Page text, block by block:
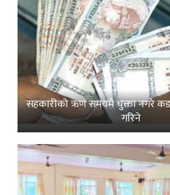
सहकारीको ऋण समयमै चुक्ता नगरे
गरिने